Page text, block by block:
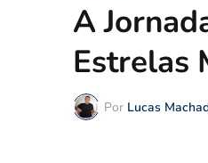
A
Estrelas
Por Lucas